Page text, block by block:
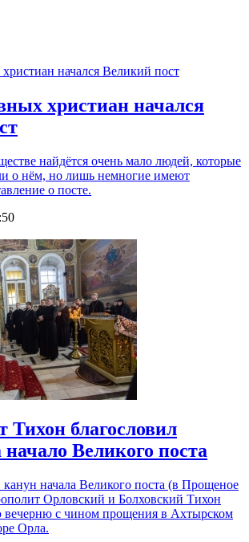
христиан начался
найдётся очень мало людей, которые
о нём, но лишь немногие имеют
о посте.
благословил
начало Великого поста
начала Великого поста (в Прощеное
Орловский и Болховский Тихон
вечерню с чином прощения в Ахтырском
Орла.